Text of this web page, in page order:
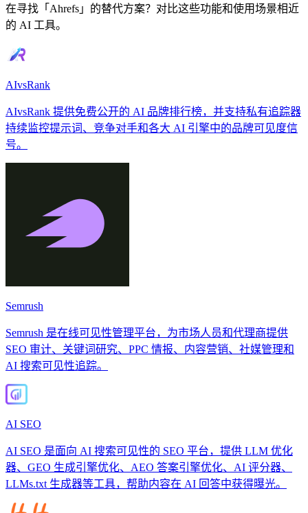
在寻找「Ahrefs」的替代方案？对比这些功能和使用场景相近
的 AI 工具。
AIvsRank
AIvsRank 提供免费公开的 AI 品牌排行榜，并支持私有追踪器
持续监控提示词、竞争对手和各大 AI 引擎中的品牌可见度信
号。
Semrush
Semrush 是在线可见性管理平台，为市场人员和代理商提供
SEO 审计、关键词研究、PPC 情报、内容营销、社媒管理和
AI 搜索可见性追踪。
AI SEO
AI SEO 是面向 AI 搜索可见性的 SEO 平台，提供 LLM 优化
器、GEO 生成引擎优化、AEO 答案引擎优化、AI 评分器、
LLMs.txt 生成器等工具，帮助内容在 AI 回答中获得曝光。